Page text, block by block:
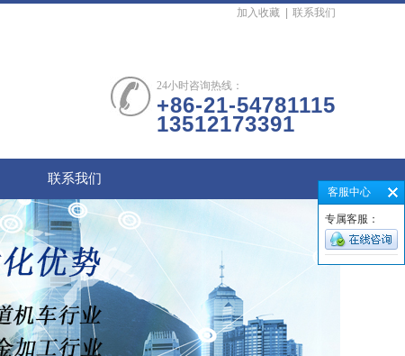
加入收藏 联系我们
24小时咨询热线：
+86-21-54781115
13512173391
联系我们
客服中心
专属客服：